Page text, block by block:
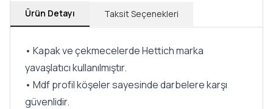
Ürün Detayı Taksit Seçenekleri
• Kapak ve çekmecelerde Hettich marka
yavaşlatıcı kullanılmıştır.
• Mdf profil köşeler sayesinde darbelere karşı
güvenlidir.